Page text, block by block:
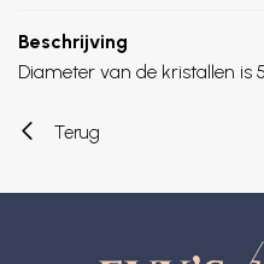
Beschrijving
Diameter van de kristallen is
Terug